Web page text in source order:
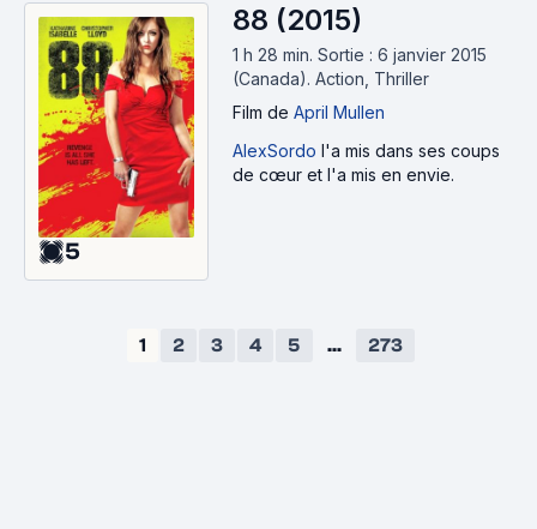
5
88 (2015)
1 h 28 min. Sortie : 6 janvier 2015
(Canada). Action, Thriller
Film de April Mullen
AlexSordo l'a mis dans ses coups
de cœur et l'a mis en envie.
1 2 3 4 5 ... 273